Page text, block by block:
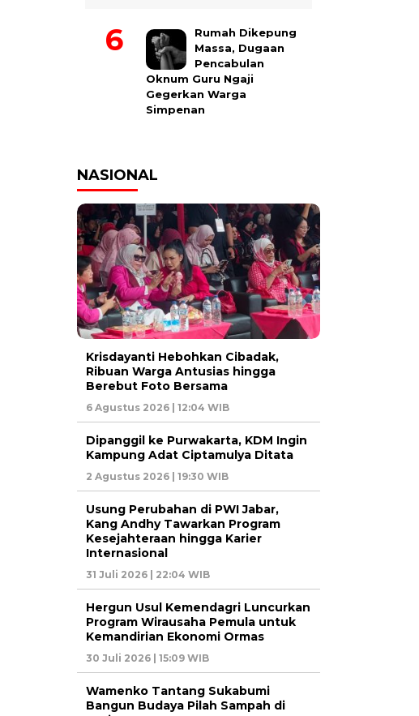
Rumah Dikepung
Massa, Dugaan
Pencabulan
Oknum Guru Ngaji
Gegerkan Warga
Simpenan
NASIONAL
Krisdayanti Hebohkan Cibadak,
Ribuan Warga Antusias hingga
Berebut Foto Bersama
6 Agustus 2026 | 12:04 WIB
Dipanggil ke Purwakarta, KDM Ingin
Kampung Adat Ciptamulya Ditata
2 Agustus 2026 | 19:30 WIB
Usung Perubahan di PWI Jabar,
Kang Andhy Tawarkan Program
Kesejahteraan hingga Karier
Internasional
31 Juli 2026 | 22:04 WIB
Hergun Usul Kemendagri Luncurkan
Program Wirausaha Pemula untuk
Kemandirian Ekonomi Ormas
30 Juli 2026 | 15:09 WIB
Wamenko Tantang Sukabumi
Bangun Budaya Pilah Sampah di